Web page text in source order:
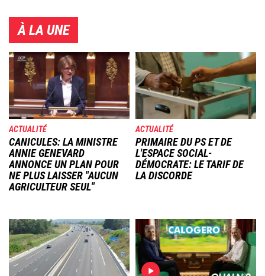
À LA UNE
Image
ACTUALITÉ
CANICULES: LA MINISTRE
ANNIE GENEVARD
ANNONCE UN PLAN POUR
NE PLUS LAISSER "AUCUN
AGRICULTEUR SEUL"
Image
ACTUALITÉ
PRIMAIRE DU PS ET DE
L'ESPACE SOCIAL-
DÉMOCRATE: LE TARIF DE
LA DISCORDE
Image Image